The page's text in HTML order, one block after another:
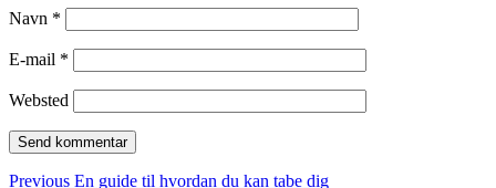
Navn *
E-mail *
Websted
Previous Previous
En guide til hvordan du kan tabe dig